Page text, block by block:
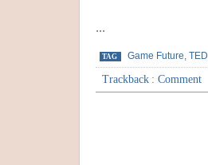
...
TAG Game Future, TED
Trackback : Comment